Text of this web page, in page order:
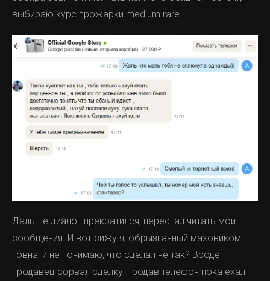
выбираю курс прожарки medium rare
Дальше диалог прекратился, перестал читать мои
сообщения. И вот сижу я, обрызганный маховиком
говна, и не понимаю, что сделал не так? Вроде
продавец сорвал сделку, продав телефон пока ехал